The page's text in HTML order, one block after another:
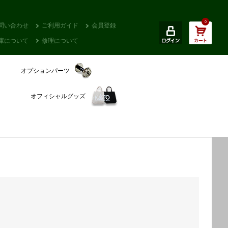
い合わせ ご利用ガイド 会員登録
について 修理について
0
オプションパーツ
オフィシャルグッズ